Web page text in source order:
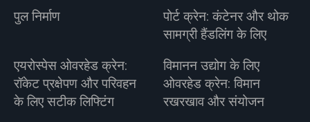
पुल निर्माण
पोर्ट क्रेन: कंटेनर और थोक
सामग्री हैंडलिंग के लिए
एयरोस्पेस ओवरहेड क्रेन:
रॉकेट प्रक्षेपण और परिवहन
के लिए सटीक लिफ्टिंग
विमानन उद्योग के लिए
ओवरहेड क्रेन: विमान
रखरखाव और संयोजन